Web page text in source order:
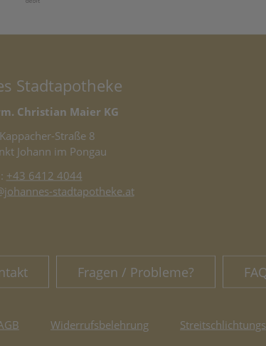
Stadtapotheke
Christian Maier KG
Straße 8
Johann im Pongau
+43 6412 4044
stadtapotheke.at
Fragen / Probleme?
Widerrufsbelehrung